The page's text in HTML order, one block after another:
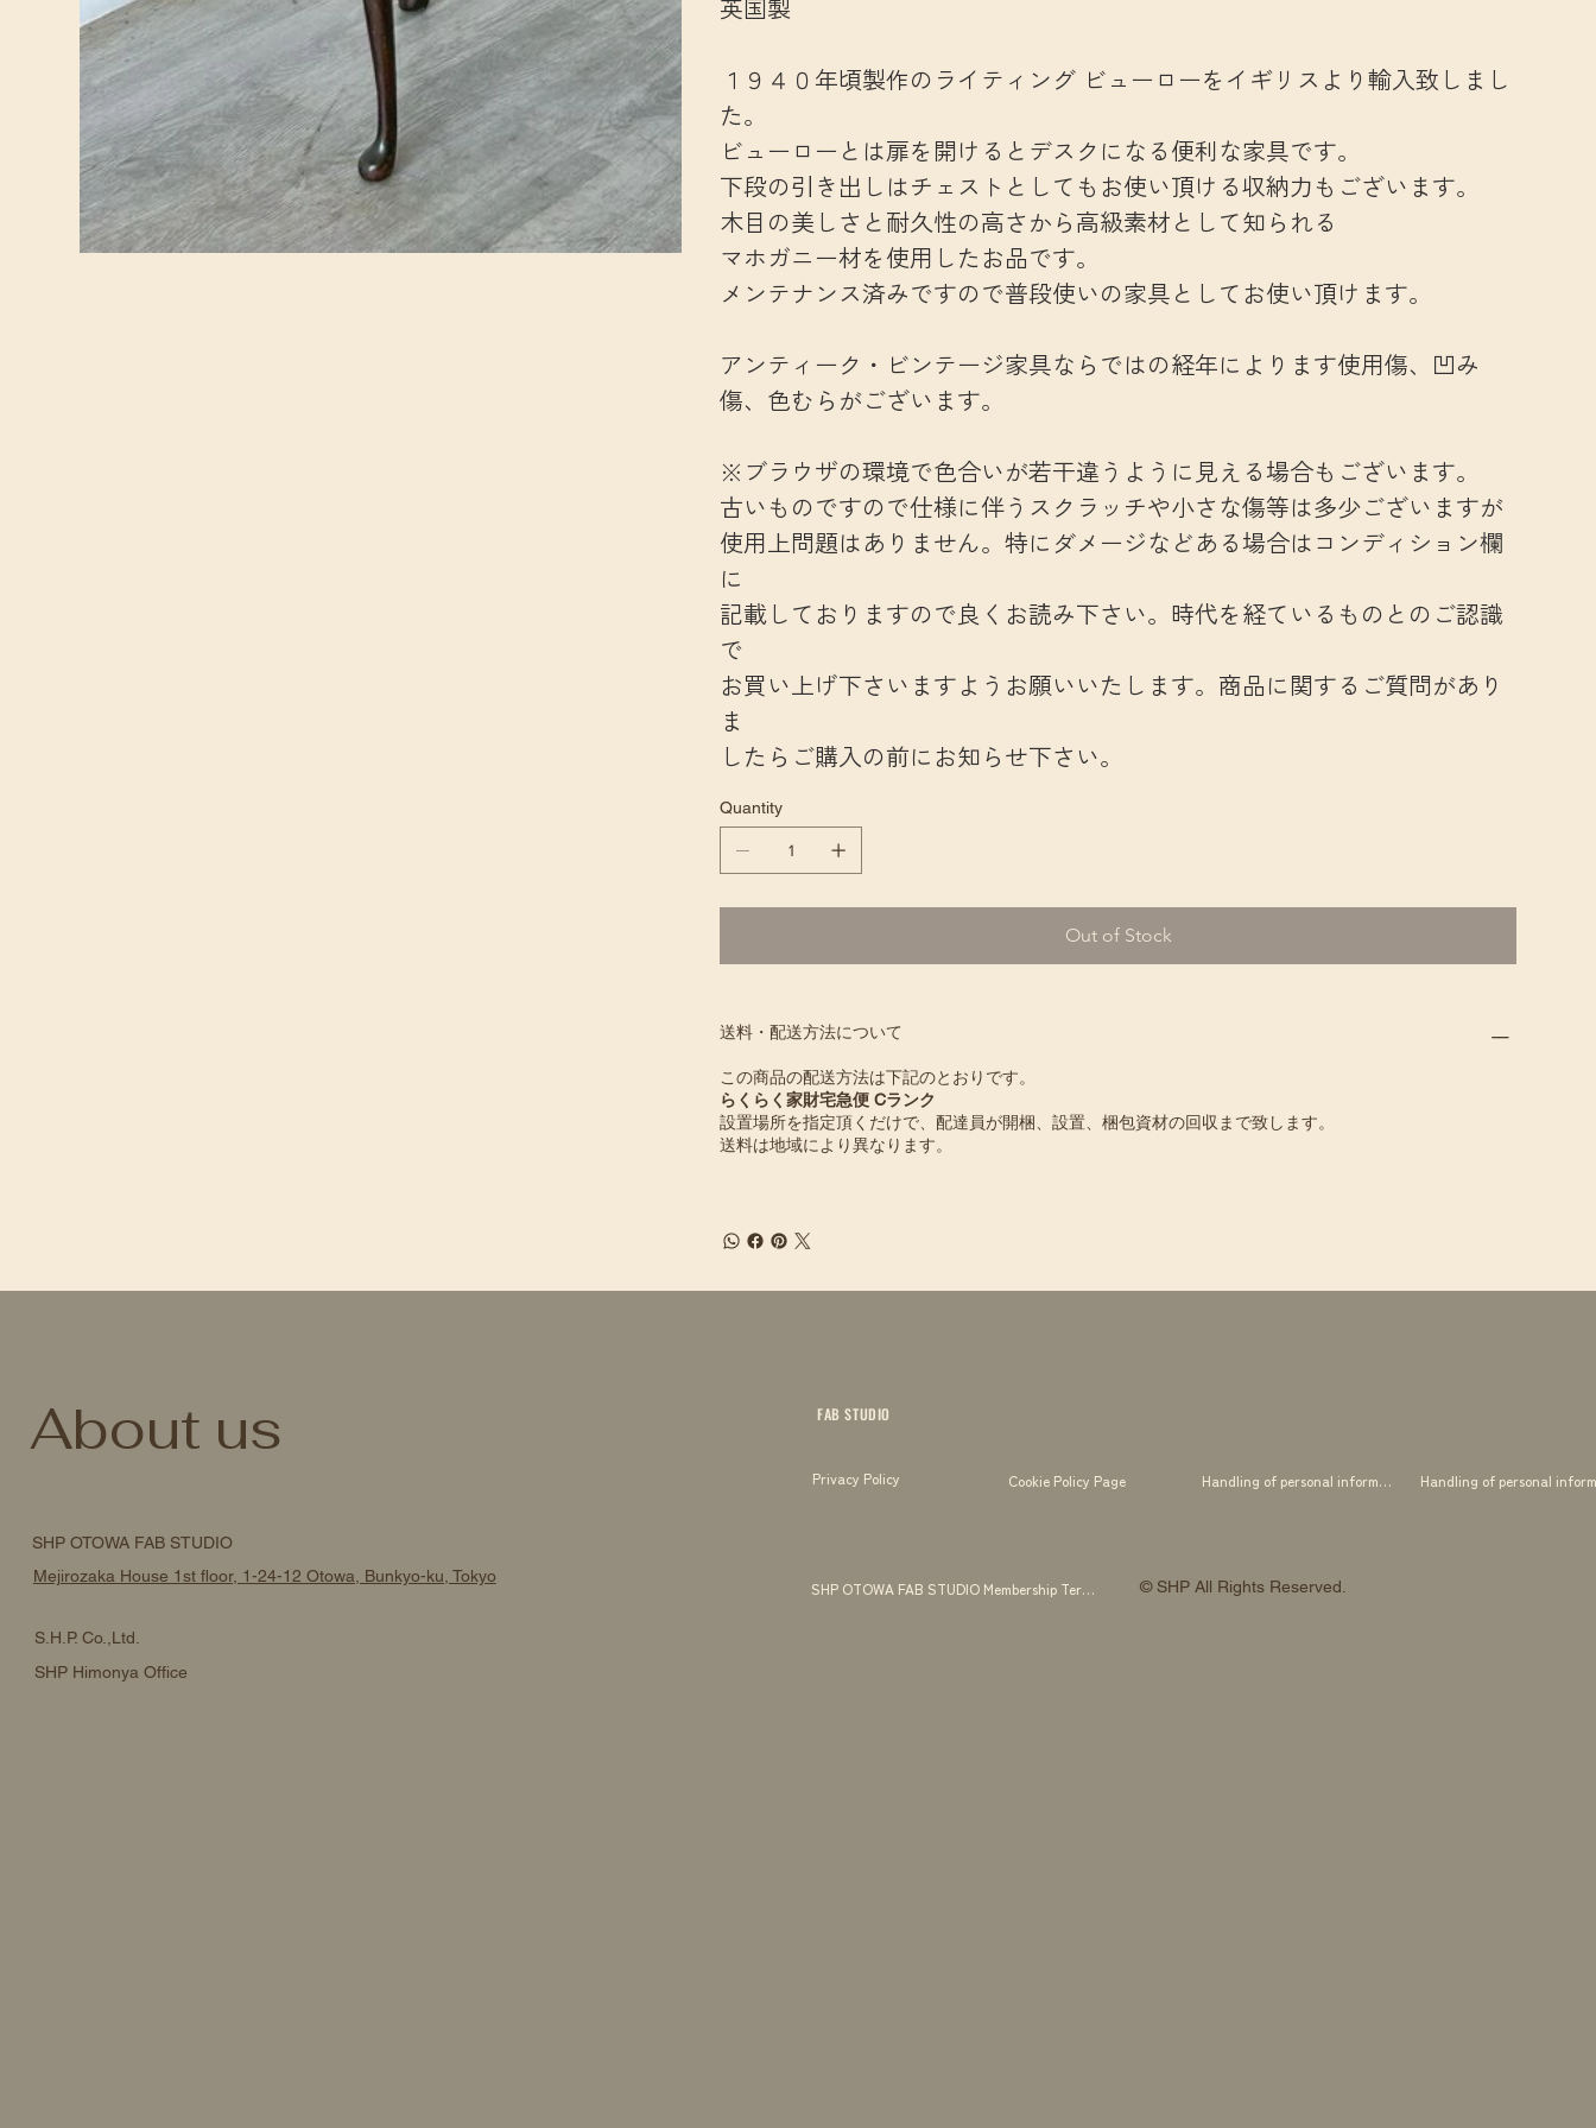
英国製
１９４０年頃製作のライティング ビューローをイギリスより輸入致しまし
た。
ビューローとは扉を開けるとデスクになる便利な家具です。
下段の引き出しはチェストとしてもお使い頂ける収納力もございます。
木目の美しさと耐久性の高さから高級素材として知られる
マホガニー材を使用したお品です。
メンテナンス済みですので普段使いの家具としてお使い頂けます。
アンティーク・ビンテージ家具ならではの経年によります使用傷、凹み
傷、色むらがございます。
※ブラウザの環境で色合いが若干違うように見える場合もございます。
古いものですので仕様に伴うスクラッチや小さな傷等は多少ございますが
使用上問題はありません。特にダメージなどある場合はコンディション欄
に
記載しておりますので良くお読み下さい。時代を経ているものとのご認識
で
お買い上げ下さいますようお願いいたします。商品に関するご質問があり
ま
したらご購入の前にお知らせ下さい。
Quantity
Out of Stock
送料・配送方法について
この商品の配送方法は下記のとおりです。
らくらく家財宅急便 Cランク
設置場所を指定頂くだけで、配達員が開梱、設置、梱包資材の回収まで致します。
送料は地域により異なります。
FAB STUDIO
Privacy Policy Cookie Policy Page Handling of personal information
SHP OTOWA FAB STUDIO Membership Terms and Conditions © SHP All Rights Reserved.
SHP OTOWA FAB STUDIO
Mejirozaka House 1st floor, 1-24-12 Otowa, Bunkyo-ku, Tokyo
S.H.P. Co.,Ltd.
SHP Himonya Office
About us